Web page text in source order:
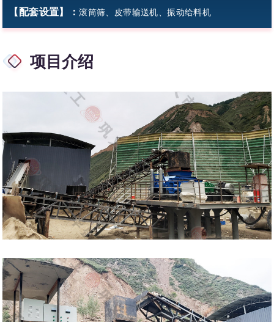
【配套设置】：滚筒筛、皮带输送机、振动给料机
项目介绍